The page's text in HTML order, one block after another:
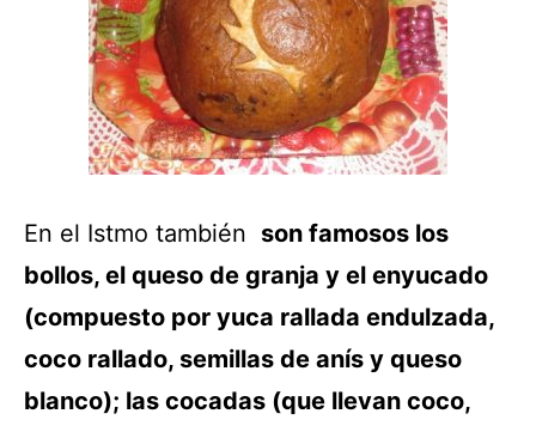
En el Istmo también son famosos los
bollos, el queso de granja y el enyucado
(compuesto por yuca rallada endulzada,
coco rallado, semillas de anís y queso
blanco); las cocadas (que llevan coco,